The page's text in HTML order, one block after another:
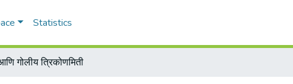
Statistics
गोलीय त्रिकोणमिती